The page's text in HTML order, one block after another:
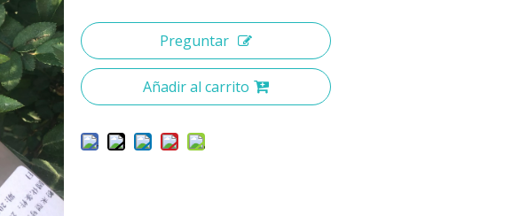
Preguntar
Añadir al carrito